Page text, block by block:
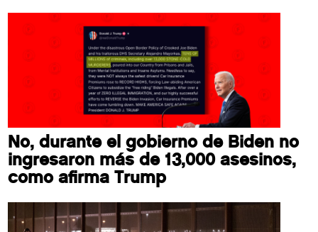
No, durante el gobierno de Biden no
ingresaron más de 13,000 asesinos,
como afirma Trump